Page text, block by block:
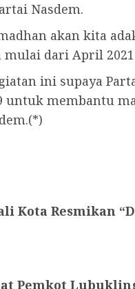
Nasdem.
akan kita
dari April
ini supaya
untuk membantu
Kota Resmikan
Pemkot